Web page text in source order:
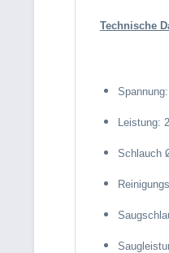
Technische
Leistung:
Schlauch